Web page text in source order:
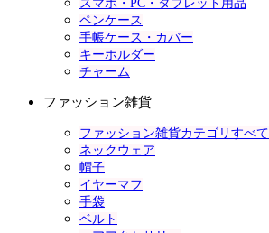
スマホ・PC・タブレット用品
ペンケース
手帳ケース・カバー
キーホルダー
チャーム
ファッション雑貨
ファッション雑貨カテゴリすべて
ネックウェア
帽子
イヤーマフ
手袋
ベルト